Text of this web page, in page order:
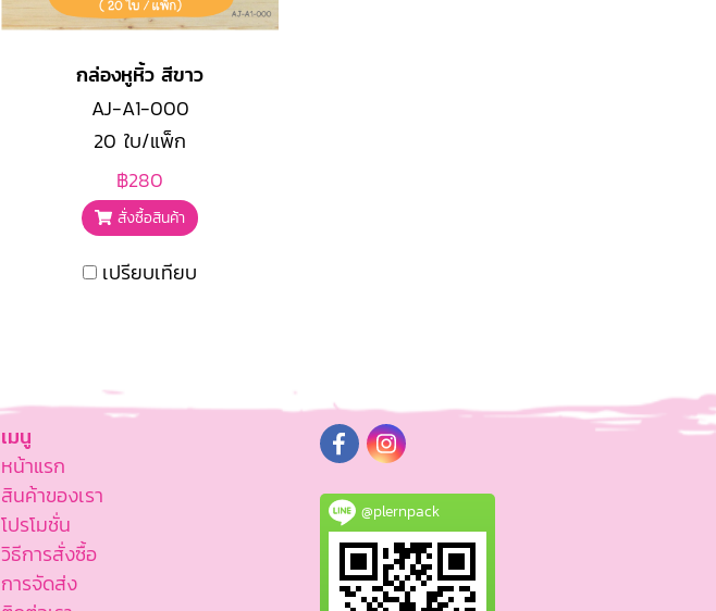
กล่องหูหิ้ว สีขาว
AJ-A1-000
20 ใบ/แพ็ก
฿280
สั่งซื้อสินค้า
เปรียบเทียบ
เมนู
หน้าแรก
สินค้าของเรา
โปรโมชั่น
วิธีการสั่งซื้อ
การจัดส่ง
@plernpack